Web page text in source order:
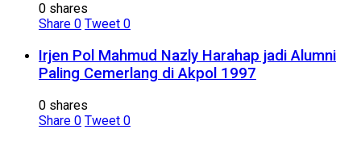
0 shares
Share 0 Tweet 0
Irjen Pol Mahmud Nazly Harahap jadi Alumni
Paling Cemerlang di Akpol 1997
0 shares
Share 0 Tweet 0